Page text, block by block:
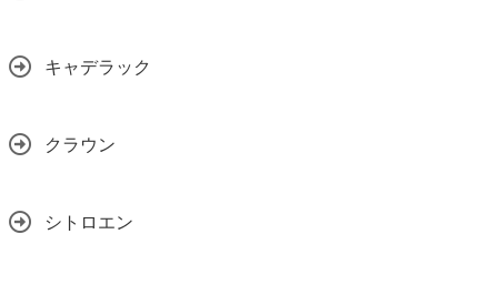
キャデラック
クラウン
シトロエン